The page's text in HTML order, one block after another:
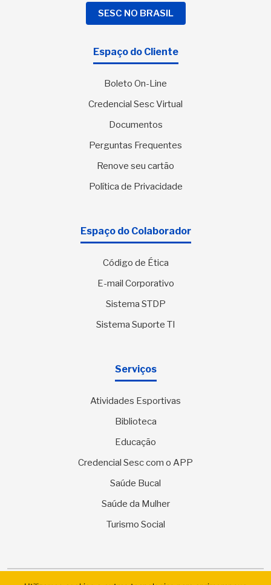
SESC NO BRASIL
Espaço do Cliente
Boleto On-Line
Credencial Sesc Virtual
Documentos
Perguntas Frequentes
Renove seu cartão
Política de Privacidade
Espaço do Colaborador
Código de Ética
E-mail Corporativo
Sistema STDP
Sistema Suporte TI
Serviços
Atividades Esportivas
Biblioteca
Educação
Credencial Sesc com o APP
Saúde Bucal
Saúde da Mulher
Turismo Social